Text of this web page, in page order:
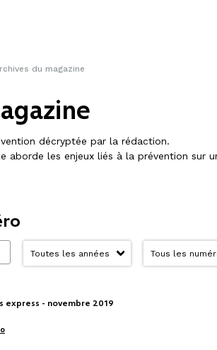
du magazine
décryptée par la rédaction.
aborde les enjeux liés à la prévention sur
express - novembre 2019